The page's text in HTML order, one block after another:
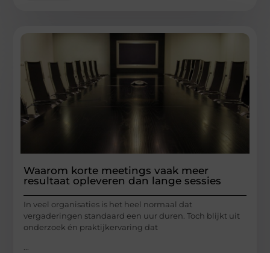
Waarom korte meetings vaak meer
resultaat opleveren dan lange sessies
In veel organisaties is het heel normaal dat
vergaderingen standaard een uur duren. Toch blijkt uit
onderzoek én praktijkervaring dat
...